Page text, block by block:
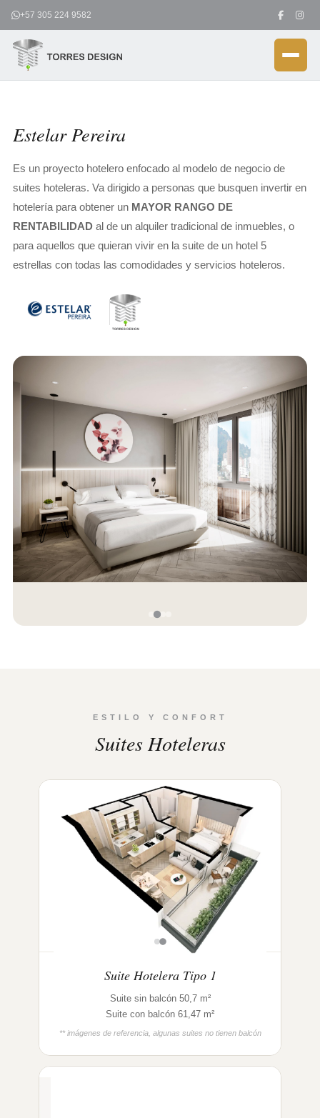
contenido
+57 305 224 9582
Estelar Pereira
Es un proyecto hotelero enfocado al modelo de negocio de
suites hoteleras. Va dirigido a personas que busquen invertir en
hotelería para obtener un MAYOR RANGO DE
RENTABILIDAD al de un alquiler tradicional de inmuebles, o
para aquellos que quieran vivir en la suite de un hotel 5
estrellas con todas las comodidades y servicios hoteleros.
ESTILO Y CONFORT
Suites Hoteleras
Suite Hotelera Tipo 1
Suite sin balcón 50,7 m²
Suite con balcón 61,47 m²
** imágenes de referencia, algunas suites no tienen balcón